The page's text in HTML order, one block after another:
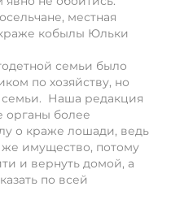
местная
кобылы Юльки
семьи было
по хозяйству, но
Наша редакция
органы более
о краже лошади, ведь
имущество, потому
и вернуть домой, а
по всей